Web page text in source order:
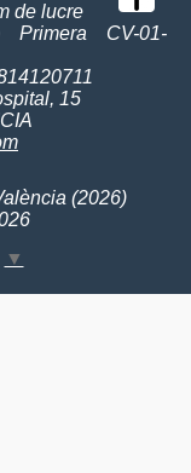
de lucre
Primera CV-01-
15
(2026)
▼